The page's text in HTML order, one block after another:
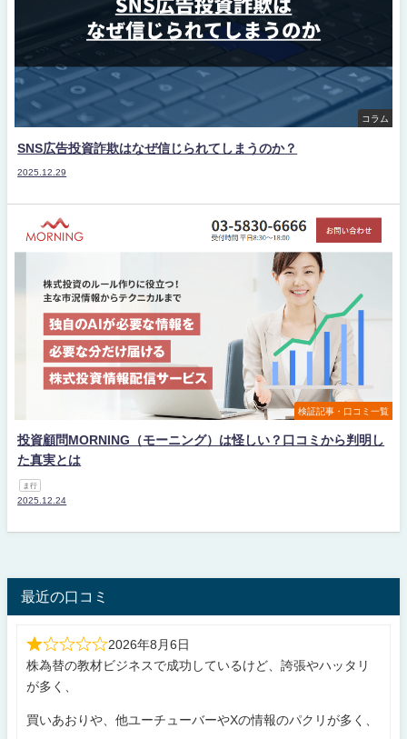
コラム
SNS広告投資詐欺はなぜ信じられてしまうのか？
2025.12.29
検証記事・口コミ一覧
投資顧問MORNING（モーニング）は怪しい？口コミから判明し
た真実とは
ま行
2025.12.24
最近の口コミ
2026年8月6日
株為替の教材ビジネスで成功しているけど、誇張やハッタリ
が多く、
買いあおりや、他ユーチューバーやXの情報のパクリが多く、